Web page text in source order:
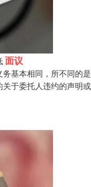
面议
基本相同，所不同的
于委托人违约的声明